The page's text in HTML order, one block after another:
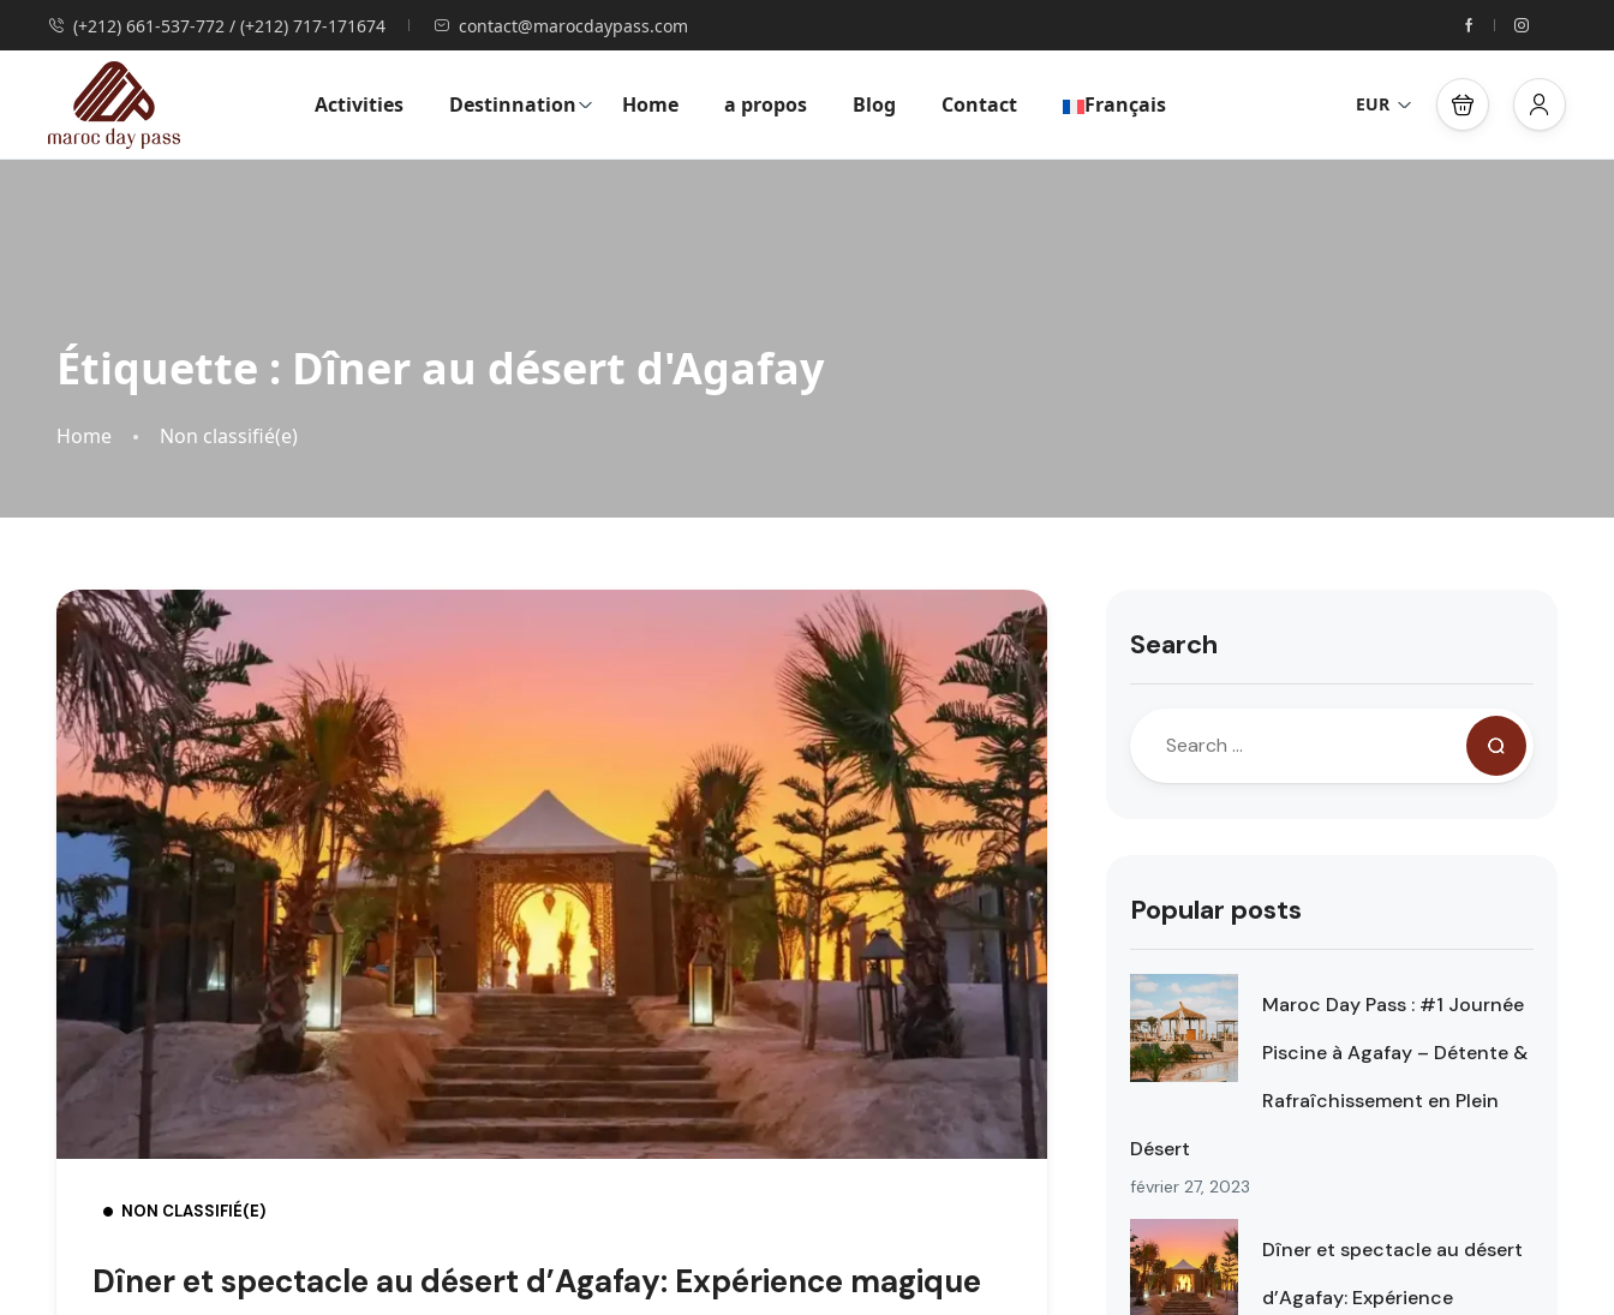
(+212) 661-537-772 / (+212) 717-171674 contact@marocdaypass.com
Activities Destinnation Home a propos Blog Contact Français EUR
Étiquette : Dîner au désert d'Agafay
Home Non classifié(e)
NON CLASSIFIÉ(E)
Dîner et spectacle au désert d’Agafay: Expérience magique
Search
Popular posts
Maroc Day Pass : #1 Journée
Piscine à Agafay – Détente &
Rafraîchissement en Plein
Désert
février 27, 2023
Dîner et spectacle au désert
d’Agafay: Expérience